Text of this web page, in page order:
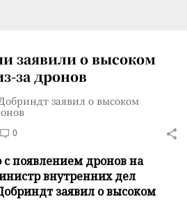
заявили о высоком
за дронов
заявил о высоком
0
появлением дронов на
внутренних дел
заявил о высоком